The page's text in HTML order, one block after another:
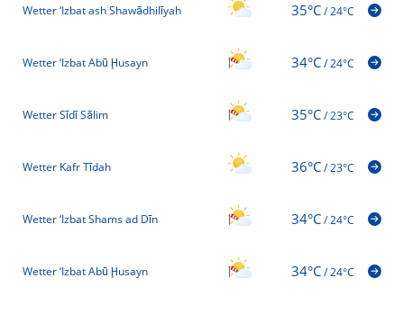
Wetter ‘Izbat ash Shawādhilīyah 35°C/24°C
Wetter ‘Izbat Abū Ḩusayn 34°C/24°C
Wetter Sīdī Sālim 35°C/23°C
Wetter Kafr Tīdah 36°C/23°C
Wetter ‘Izbat Shams ad Dīn 34°C/24°C
Wetter ‘Izbat Abū Ḩusayn 34°C/24°C